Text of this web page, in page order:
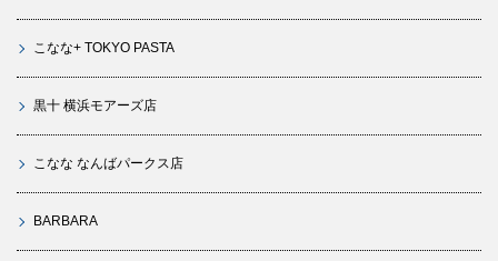
こなな+ TOKYO PASTA
黒十 横浜モアーズ店
こなな なんばパークス店
BARBARA